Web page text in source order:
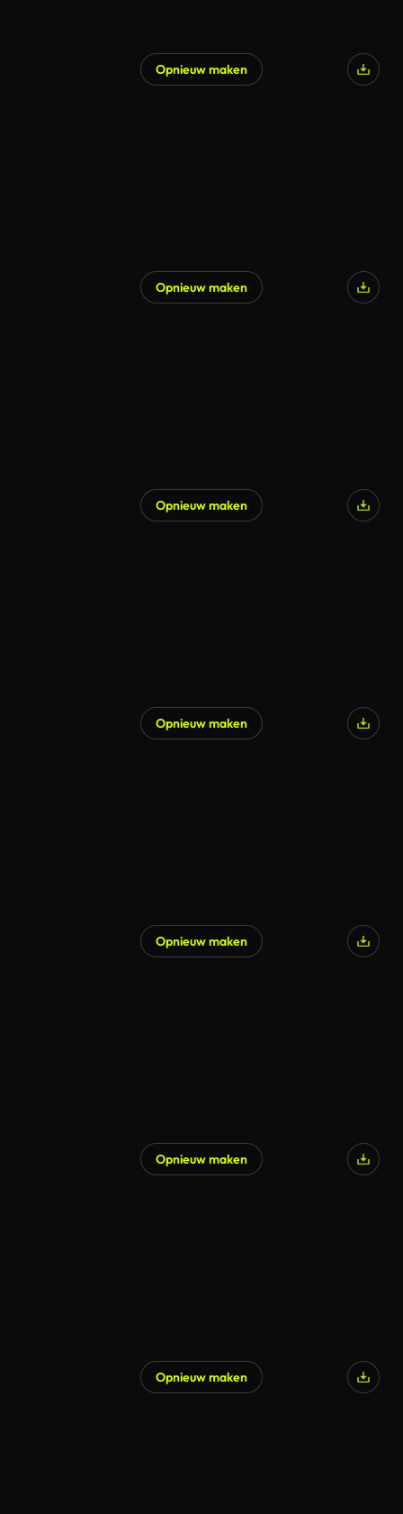
Opnieuw maken
Opnieuw maken
Opnieuw maken
Opnieuw maken
Opnieuw maken
Opnieuw maken
Opnieuw maken